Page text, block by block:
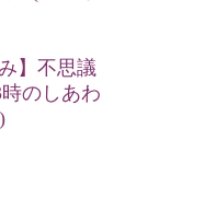
】不思議
のしあわ